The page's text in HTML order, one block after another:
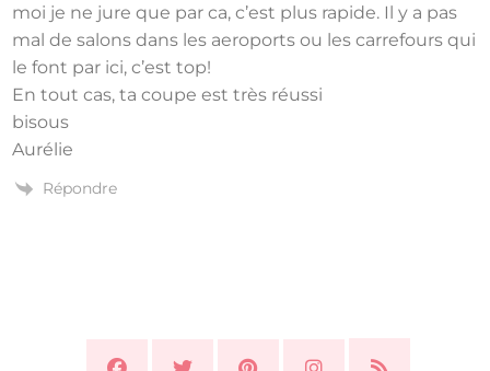
moi je ne jure que par ca, c’est plus rapide. Il y a pas
mal de salons dans les aeroports ou les carrefours qui
le font par ici, c’est top!
En tout cas, ta coupe est très réussi
bisous
Aurélie
Répondre